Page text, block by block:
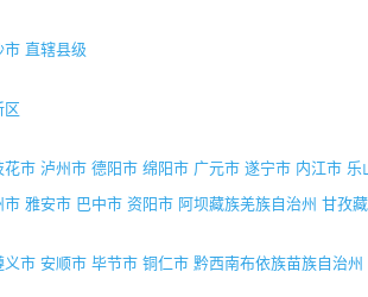
市 直辖县级
区
花市 泸州市 德阳市 绵阳市 广元市 遂宁市 内江市 乐
市 雅安市 巴中市 资阳市 阿坝藏族羌族自治州 甘孜
义市 安顺市 毕节市 铜仁市 黔西南布依族苗族自治州